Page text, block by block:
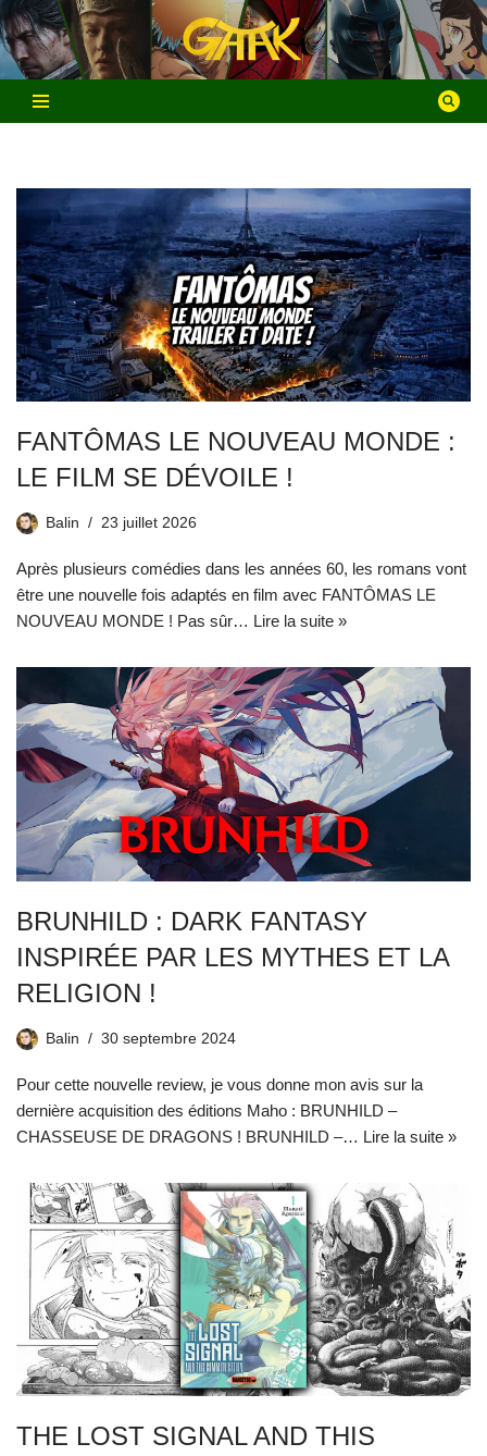
Aller
au
contenu
FANTÔMAS LE NOUVEAU MONDE :
LE FILM SE DÉVOILE !
Balin 23 juillet 2026
Après plusieurs comédies dans les années 60, les romans vont
être une nouvelle fois adaptés en film avec FANTÔMAS LE
NOUVEAU MONDE ! Pas sûr… Lire la suite »
BRUNHILD : DARK FANTASY
INSPIRÉE PAR LES MYTHES ET LA
RELIGION !
Balin 30 septembre 2024
Pour cette nouvelle review, je vous donne mon avis sur la
dernière acquisition des éditions Maho : BRUNHILD –
CHASSEUSE DE DRAGONS ! BRUNHILD –… Lire la suite »
THE LOST SIGNAL AND THIS